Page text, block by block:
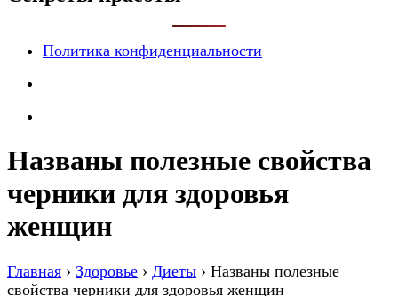
Политика конфиденциальности
Названы полезные свойства
черники для здоровья
женщин
Главная › Здоровье › Диеты › Названы полезные
свойства черники для здоровья женщин